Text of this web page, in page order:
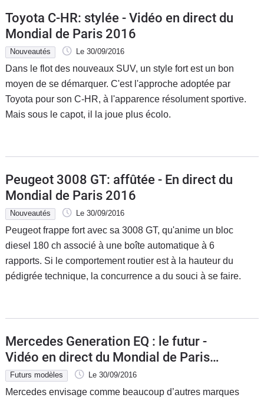
Toyota C-HR: stylée - Vidéo en direct du
Mondial de Paris 2016
Nouveautés Le 30/09/2016
Dans le flot des nouveaux SUV, un style fort est un bon
moyen de se démarquer. C'est l'approche adoptée par
Toyota pour son C-HR, à l'apparence résolument sportive.
Mais sous le capot, il la joue plus écolo.
Peugeot 3008 GT: affûtée - En direct du
Mondial de Paris 2016
Nouveautés Le 30/09/2016
Peugeot frappe fort avec sa 3008 GT, qu'anime un bloc
diesel 180 ch associé à une boîte automatique à 6
rapports. Si le comportement routier est à la hauteur du
pédigrée technique, la concurrence a du souci à se faire.
Mercedes Generation EQ : le futur -
Vidéo en direct du Mondial de Paris
2016
Futurs modèles Le 30/09/2016
Mercedes envisage comme beaucoup d’autres marques